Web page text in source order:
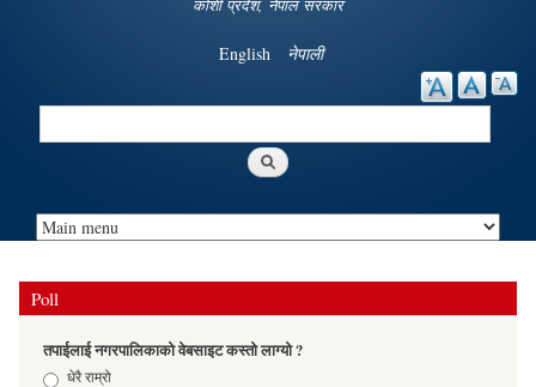
कोशी प्रदेश, नेपाल सरकार
English नेपाली
Search
Poll
तपाईलाई नगरपालिकाको वेबसाइट कस्तो लाग्यो ?
Choicesधेरै राम्रो